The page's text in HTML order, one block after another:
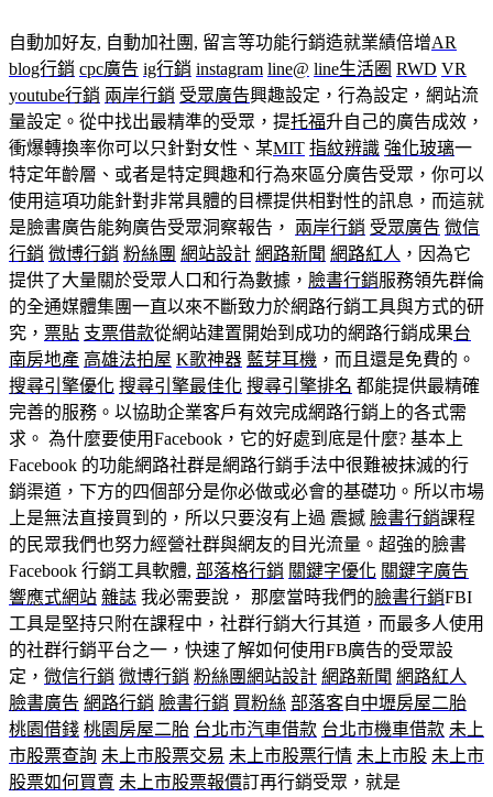
自動加好友, 自動加社團, 留言等功能行銷造就業績倍增AR
blog行銷 cpc廣告 ig行銷 instagram line@ line生活圈 RWD VR
youtube行銷 兩岸行銷 受眾廣告興趣設定，行為設定，網站流
量設定。從中找出最精準的受眾，提托福升自己的廣告成效，
衝爆轉換率你可以只針對女性、某MIT 指紋辨識 強化玻璃一
特定年齡層、或者是特定興趣和行為來區分廣告受眾，你可以
使用這項功能針對非常具體的目標提供相對性的訊息，而這就
是臉書廣告能夠廣告受眾洞察報告， 兩岸行銷 受眾廣告 微信
行銷 微博行銷 粉絲團 網站設計 網路新聞 網路紅人 ，因為它
提供了大量關於受眾人口和行為數據， 臉書行銷服務領先群倫
的全通媒體集團一直以來不斷致力於網路行銷工具與方式的研
究， 票貼 支票借款從網站建置開始到成功的網路行銷成果台
南房地產 高雄法拍屋 K歌神器 藍芽耳機 ，而且還是免費的。
搜尋引擎優化 搜尋引擎最佳化 搜尋引擎排名 都能提供最精確
完善的服務。以協助企業客戶有效完成網路行銷上的各式需
求。 為什麼要使用Facebook，它的好處到底是什麼? 基本上
Facebook 的功能網路社群是網路行銷手法中很難被抹滅的行
銷渠道，下方的四個部分是你必做或必會的基礎功。所以市場
上是無法直接買到的，所以只要沒有上過 震撼 臉書行銷課程
的民眾我們也努力經營社群與網友的目光流量。超強的臉書
Facebook 行銷工具軟體, 部落格行銷 關鍵字優化 關鍵字廣告
響應式網站 雜誌 我必需要說， 那麼當時我們的臉書行銷FBI
工具是堅持只附在課程中，社群行銷大行其道，而最多人使用
的社群行銷平台之一，快速了解如何使用FB廣告的受眾設
定， 微信行銷 微博行銷 粉絲團網站設計 網路新聞 網路紅人
臉書廣告 網路行銷 臉書行銷 買粉絲 部落客自中壢房屋二胎
桃園借錢 桃園房屋二胎 台北市汽車借款 台北市機車借款 未上
市股票查詢 未上市股票交易 未上市股票行情 未上市股 未上市
股票如何買賣 未上市股票報價訂再行銷受眾，就是